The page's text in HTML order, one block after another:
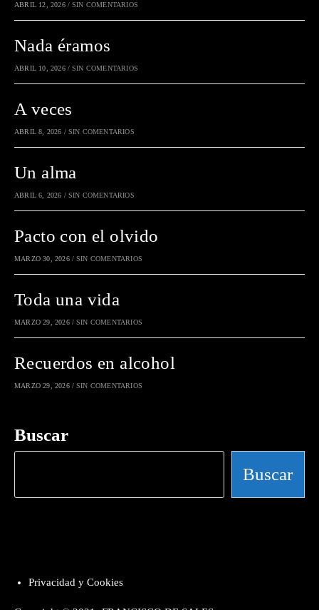
ABRIL 12, 2026 / SIN COMENTARIOS
Nada éramos
ABRIL 10, 2026 / SIN COMENTARIOS
A veces
ABRIL 8, 2026 / SIN COMENTARIOS
Un alma
ABRIL 6, 2026 / SIN COMENTARIOS
Pacto con el olvido
MARZO 30, 2026 / SIN COMENTARIOS
Toda una vida
MARZO 29, 2026 / SIN COMENTARIOS
Recuerdos en alcohol
MARZO 29, 2026 / SIN COMENTARIOS
Buscar
Buscar
Privacidad y Cookies